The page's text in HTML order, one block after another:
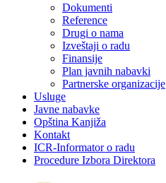
Dokumenti
Reference
Drugi o nama
Izveštaji o radu
Finansije
Plan javnih nabavki
Partnerske organizacije
Usluge
Javne nabavke
Opština Kanjiža
Kontakt
ICR-Informator o radu
Procedure Izbora Direktora